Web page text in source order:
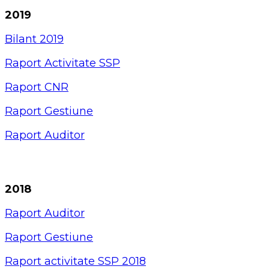
2019
Bilant 2019
Raport Activitate SSP
Raport CNR
Raport Gestiune
Raport Auditor
2018
Raport Auditor
Raport Gestiune
Raport activitate SSP 2018